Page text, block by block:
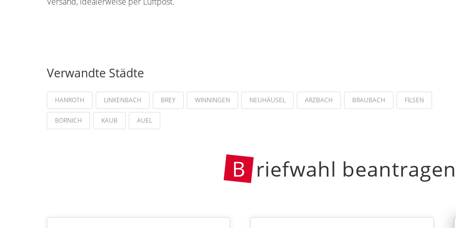
Verwandte Städte
HANROTH LINKENBACH BREY WINNINGEN NEUHÄUSEL ARZBACH BRAUBACH FILSEN
BORNICH KAUB AUEL
B riefwahl beantragen